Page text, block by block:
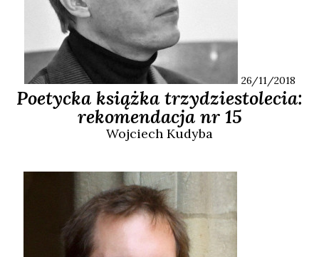
26/11/2018
Poetycka książka trzydziestolecia:
rekomendacja nr 15
Wojciech Kudyba